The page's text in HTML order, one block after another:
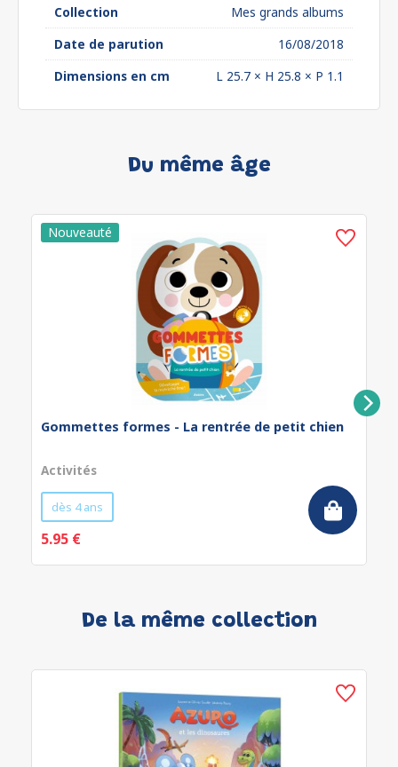
Collection
Mes grands albums
Date de parution
16/08/2018
Dimensions en cm
L 25.7 × H 25.8 × P 1.1
Du même âge
Gommettes formes - La rentrée de petit chien
Activités
dès 4 ans
5.95 €
De la même collection